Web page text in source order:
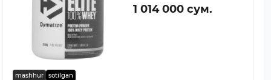
mashhur sotilgan
1 014 000 сум.